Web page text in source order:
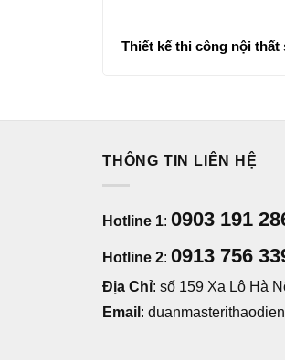
Thiết kế thi công nội
THÔNG TIN LIÊN HỆ
Hotline 1: 0903 191
Hotline 2: 0913 756
Địa Chỉ: số 159 Xa Lộ Hà
Email :